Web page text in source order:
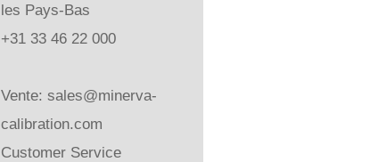
les Pays-Bas
+31 33 46 22 000
Vente: sales@minerva-
calibration.com
Customer Service